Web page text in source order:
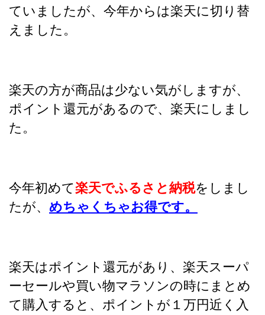
ていましたが、今年からは楽天に切り替
えました。
楽天の方が商品は少ない気がしますが、
ポイント還元があるので、楽天にしまし
た。
今年初めて楽天でふるさと納税をしまし
たが、 めちゃくちゃお得です。
楽天はポイント還元があり、楽天スーパ
ーセールや買い物マラソンの時にまとめ
て購入すると、ポイントが１万円近く入